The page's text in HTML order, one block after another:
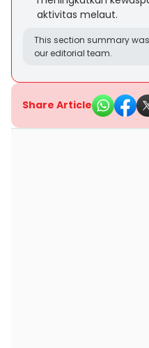
aktivitas melaut.
This section summary
our editorial team.
Share Article